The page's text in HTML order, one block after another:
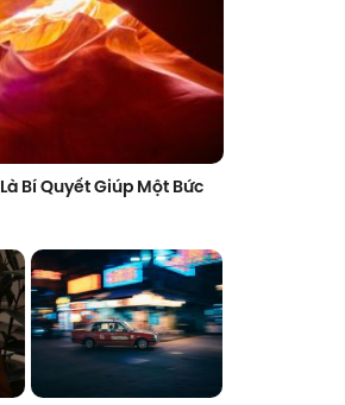
Bí Quyết Giúp Một Bức